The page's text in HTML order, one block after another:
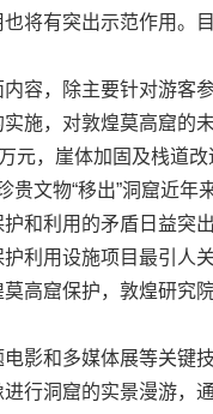
将有突出示范作用。
，除主要针对游客
施，对敦煌莫高窟的
元，崖体加固及栈道
文物“移出”洞窟近年
和利用的矛盾日益突
利用设施项目最引人
高窟保护，敦煌研究
和多媒体展等关键
行洞窟的实景漫游，